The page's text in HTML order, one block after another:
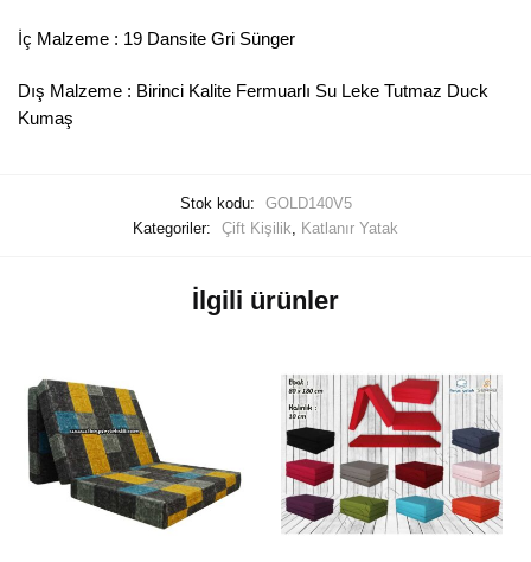
İç Malzeme : 19 Dansite Gri Sünger
Dış Malzeme : Birinci Kalite Fermuarlı Su Leke Tutmaz Duck
Kumaş
Stok kodu:
GOLD140V5
Kategoriler:
Çift Kişilik, Katlanır Yatak
İlgili ürünler